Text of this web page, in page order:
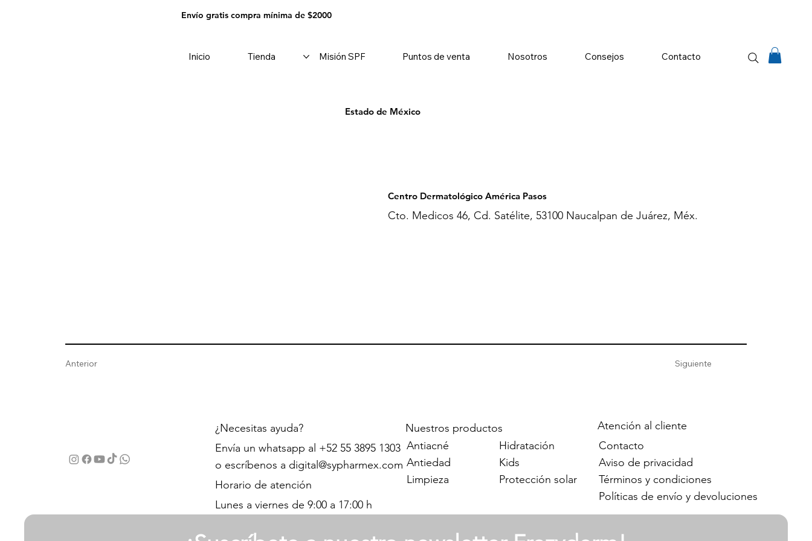
Envío gratis compra mínima de $2000
Inicio Tienda Misión SPF Puntos de venta Nosotros Consejos Contacto
Estado de México
Centro Dermatológico América Pasos
Cto. Medicos 46, Cd. Satélite, 53100 Naucalpan de Juárez, Méx.
Anterior Siguiente
¿Necesitas ayuda?
Envía un whatsapp al +52 55 3895 1303
o escríbenos a digital@sypharmex.com
Horario de atención
Lunes a viernes de 9:00 a 17:00 h
Nuestros productos
Antiacné
Hidratación
Antiedad
Kids
Limpieza
Protección solar
Atención al cliente
Contacto
Aviso de privacidad
Términos y condiciones
Políticas de envío y devoluciones